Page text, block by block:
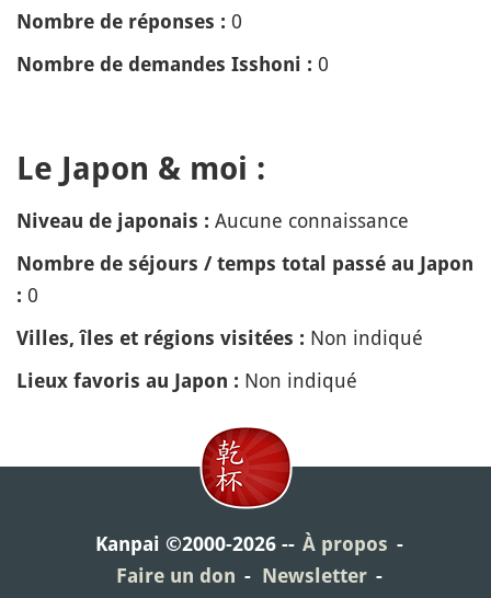
Nombre de réponses : 0
Nombre de demandes Isshoni : 0
Le Japon & moi :
Niveau de japonais : Aucune connaissance
Nombre de séjours / temps total passé au Japon
: 0
Villes, îles et régions visitées : Non indiqué
Lieux favoris au Japon : Non indiqué
Kanpai ©2000-2026
À propos
Faire un don
Newsletter